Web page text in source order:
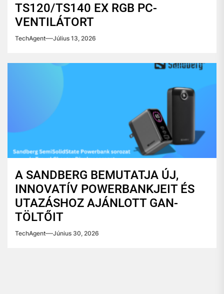
TS120/TS140 EX RGB PC-
VENTILÁTORT
TechAgent Július 13, 2026
A SANDBERG BEMUTATJA ÚJ,
INNOVATÍV POWERBANKJEIT ÉS
UTAZÁSHOZ AJÁNLOTT GAN-
TÖLTŐIT
TechAgent Június 30, 2026